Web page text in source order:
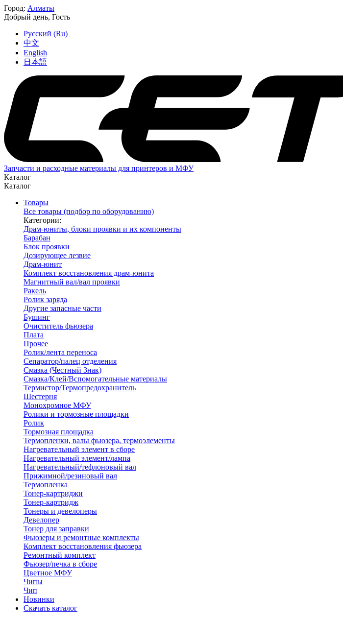
Город: Алматы
Добрый день, Гость
Русский (Ru)
中文
English
日本語
Запчасти и расходные материалы для принтеров и МФУ
Каталог
Каталог
Товары
Все товары (подбор по оборудованию)
Категории:
Драм-юниты, блоки проявки и их компоненты
Барабан
Блок проявки
Дозирующее лезвие
Драм-юнит
Комплект восстановления драм-юнита
Магнитный вал/вал проявки
Ракель
Ролик заряда
Другие запасные части
Бушинг
Очиститель фьюзера
Плата
Прочее
Ролик/лента переноса
Сепаратор/палец отделения
Смазка (Честный Знак)
Смазка/Клей/Вспомогательные материалы
Термистор/Термопредохранитель
Шестерня
Монохромное МФУ
Ролики и тормозные площадки
Ролик
Тормозная площадка
Термопленки, валы фьюзера, термоэлементы
Нагревательный элемент в сборе
Нагревательный элемент/лампа
Нагревательный/тефлоновый вал
Прижимной/резиновый вал
Термопленка
Тонер-картриджи
Тонер-картридж
Тонеры и девелоперы
Девелопер
Тонер для заправки
Фьюзеры и ремонтные комплекты
Комплект восстановления фьюзера
Ремонтный комплект
Фьюзер/печка в сборе
Цветное МФУ
Чипы
Чип
Новинки
Скачать каталог